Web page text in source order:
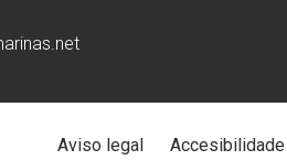
Aviso legal Accesibilidade